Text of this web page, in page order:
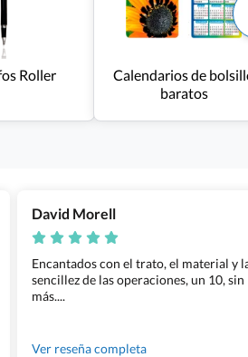
Roller
Calendarios de
baratos
David Morell
Encantados con el trato, el material y
sencillez de las operaciones, un 10, sin
más....
Ver reseña completa